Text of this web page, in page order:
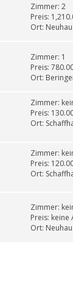
Zimmer: 2
Preis:
Ort:
Zimmer: 1
Preis:
Ort:
Zimmer:
Preis:
Ort:
Zimmer:
Preis:
Ort:
Zimmer:
Preis: keine
Ort: